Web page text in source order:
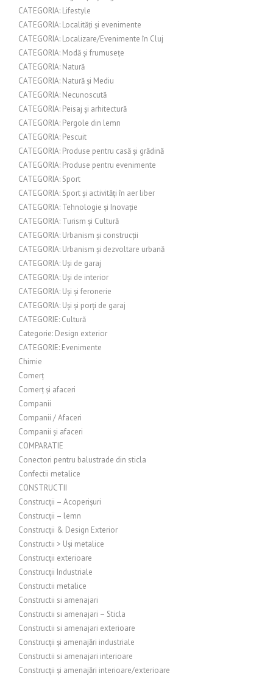
CATEGORIA: Lifestyle
CATEGORIA: Localități și evenimente
CATEGORIA: Localizare/Evenimente în Cluj
CATEGORIA: Modă și frumusețe
CATEGORIA: Natură
CATEGORIA: Natură și Mediu
CATEGORIA: Necunoscută
CATEGORIA: Peisaj și arhitectură
CATEGORIA: Pergole din lemn
CATEGORIA: Pescuit
CATEGORIA: Produse pentru casă și grădină
CATEGORIA: Produse pentru evenimente
CATEGORIA: Sport
CATEGORIA: Sport și activități în aer liber
CATEGORIA: Tehnologie și Inovație
CATEGORIA: Turism și Cultură
CATEGORIA: Urbanism și construcții
CATEGORIA: Urbanism și dezvoltare urbană
CATEGORIA: Uși de garaj
CATEGORIA: Uși de interior
CATEGORIA: Uși și feronerie
CATEGORIA: Uși și porți de garaj
CATEGORIE: Cultură
Categorie: Design exterior
CATEGORIE: Evenimente
Chimie
Comerț
Comerț și afaceri
Companii
Companii / Afaceri
Companii și afaceri
COMPARATIE
Conectori pentru balustrade din sticla
Confectii metalice
CONSTRUCTII
Construcții – Acoperișuri
Construcții – lemn
Construcții & Design Exterior
Constructii > Uși metalice
Construcții exterioare
Construcții Industriale
Constructii metalice
Constructii si amenajari
Constructii si amenajari – Sticla
Constructii si amenajari exterioare
Construcții și amenajări industriale
Constructii si amenajari interioare
Construcții și amenajări interioare/exterioare